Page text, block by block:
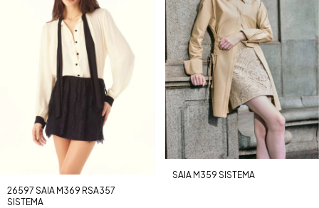
26597 SAIA M369 RSA357
SISTEMA
SAIA M359 SISTEMA